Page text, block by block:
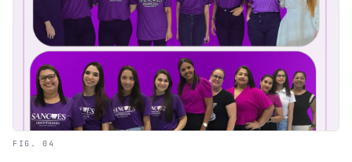
FIG. 04